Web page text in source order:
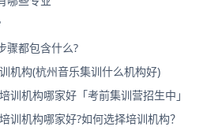
骤都包含什么?
机构(杭州音乐集训什么机构好)
训机构哪家好「考前集训营招生中」
训机构哪家好?如何选择培训机构？